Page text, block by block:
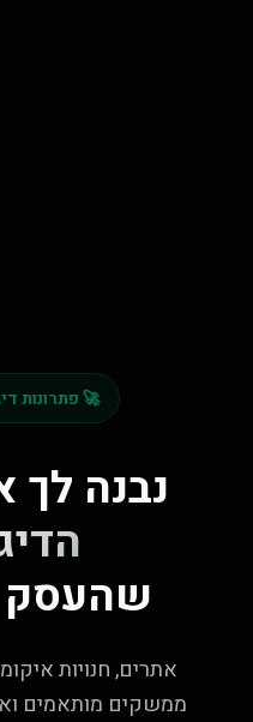
🚀 פתרונות
נבנה לך
שהעסק
אתרים, חנויות
ממשקים מותאמים